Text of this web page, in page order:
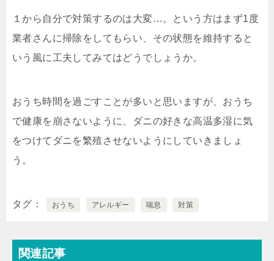
１から自分で対策するのは大変…。という方はまず1度
業者さんに掃除をしてもらい、その状態を維持すると
いう風に工夫してみてはどうでしょうか。
おうち時間を過ごすことが多いと思いますが、おうち
で健康を崩さないように、ダニの好きな高温多湿に気
をつけてダニを繁殖させないようにしていきましょ
う。
タグ おうち アレルギー 喘息 対策
関連記事